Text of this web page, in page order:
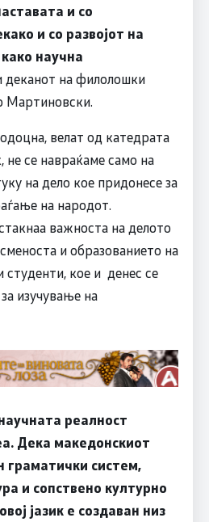
и со
и со развојот на
научна
деканот на филолошки
Мартиновски.
велат од катедрата
не се навраќаме само на
на дело кое придонесе за
на народот.
важноста на делото
и образованието на
студенти, кое и денес се
изучување на
реалност
Дека македонскиот
граматички систем,
и сопствено културно
јазик е создаван низ